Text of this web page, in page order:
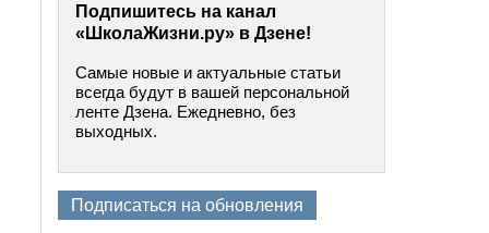
Подпишитесь на канал
«ШколаЖизни.ру» в Дзене!
Самые новые и актуальные статьи
всегда будут в вашей персональной
ленте Дзена. Ежедневно, без
выходных.
Подписаться на обновления